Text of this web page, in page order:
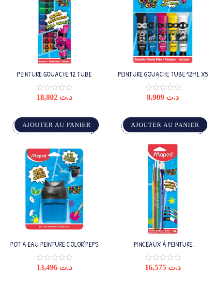
PEINTURE GOUACHE 12 TUBE
د.ت
AJOUTER AU PANIER
PEINTURE GOUACHE TUBE 12ML X5
د.ت
AJOUTER AU PANIER
POT A EAU PEINTURE COLOR’PEPS
د.ت
PINCEAUX À PEINTURE
SYNTHÉTIQUES X4
د.ت